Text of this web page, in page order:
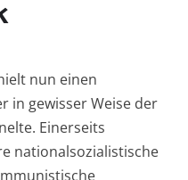
nun einen
in gewisser Weise der
Einerseits
nationalsozialistische